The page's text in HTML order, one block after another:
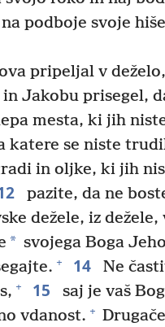
podboje svoje
pripeljal v
Jakobu prisegel,
mesta, ki jih
katere se niste
in oljke, ki jih
pazite, da ne
dežele, iz
* svojega Boga
+ 14
Ne
+ 15
saj je vaš
vdanost. +